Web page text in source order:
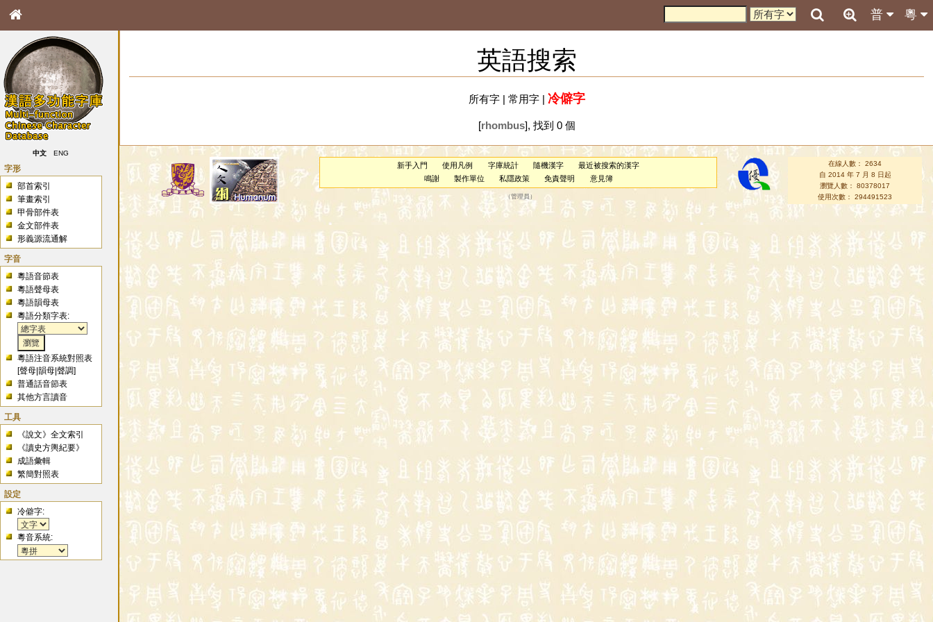
粵
普
中文 ENG
字形
部首索引
筆畫索引
甲骨部件表
金文部件表
形義源流通解
字音
粵語音節表
粵語聲母表
粵語韻母表
粵語分類字表:
粵語注音系統對照表
[聲母 |韻母 |聲調]
普通話音節表
其他方言讀音
工具
《說文》全文索引
《讀史方輿紀要》
成語彙輯
繁簡對照表
設定
冷僻字:
粵音系統:
英語搜索
所有字| 常用字| 冷僻字
[rhombus], 找到 0 個
新手入門 使用凡例 字庫統計 隨機漢字
最近被搜索的漢字
鳴謝
製作單位 私隱政策 免責聲明 意見簿
（管理員 ）
在線人數： 2634
自 2014 年 7 月 8 日起
瀏覽人數： 80378017
使用次數： 294491523